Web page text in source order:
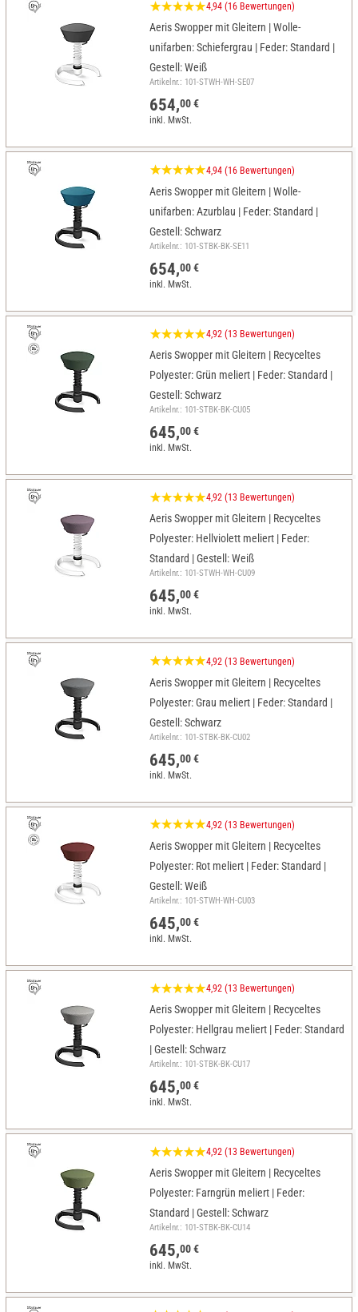
4,94 (16 Bewertungen)
Aeris Swopper mit Gleitern | Wolle-
unifarben: Schiefergrau | Feder: Standard |
Gestell: Weiß
Artikelnr.: 101-STWH-WH-SE07
654,00 €
inkl. MwSt.
4,94 (16 Bewertungen)
Aeris Swopper mit Gleitern | Wolle-
unifarben: Azurblau | Feder: Standard |
Gestell: Schwarz
Artikelnr.: 101-STBK-BK-SE11
654,00 €
inkl. MwSt.
4,92 (13 Bewertungen)
Aeris Swopper mit Gleitern | Recyceltes
Polyester: Grün meliert | Feder: Standard |
Gestell: Schwarz
Artikelnr.: 101-STBK-BK-CU05
645,00 €
inkl. MwSt.
4,92 (13 Bewertungen)
Aeris Swopper mit Gleitern | Recyceltes
Polyester: Hellviolett meliert | Feder:
Standard | Gestell: Weiß
Artikelnr.: 101-STWH-WH-CU09
645,00 €
inkl. MwSt.
4,92 (13 Bewertungen)
Aeris Swopper mit Gleitern | Recyceltes
Polyester: Grau meliert | Feder: Standard |
Gestell: Schwarz
Artikelnr.: 101-STBK-BK-CU02
645,00 €
inkl. MwSt.
4,92 (13 Bewertungen)
Aeris Swopper mit Gleitern | Recyceltes
Polyester: Rot meliert | Feder: Standard |
Gestell: Weiß
Artikelnr.: 101-STWH-WH-CU03
645,00 €
inkl. MwSt.
4,92 (13 Bewertungen)
Aeris Swopper mit Gleitern | Recyceltes
Polyester: Hellgrau meliert | Feder: Standard
| Gestell: Schwarz
Artikelnr.: 101-STBK-BK-CU17
645,00 €
inkl. MwSt.
4,92 (13 Bewertungen)
Aeris Swopper mit Gleitern | Recyceltes
Polyester: Farngrün meliert | Feder:
Standard | Gestell: Schwarz
Artikelnr.: 101-STBK-BK-CU14
645,00 €
inkl. MwSt.